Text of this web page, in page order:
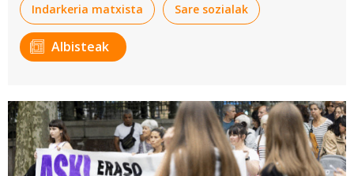
Indarkeria matxista Sare sozialak
Albisteak